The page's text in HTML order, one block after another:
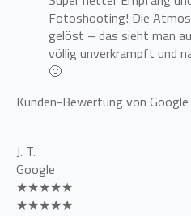
Fotoshooting! Die
gelöst – das sieht man
völlig unverkrampft und
🙂
Kunden-Bewertung von Google
J. T.
Google
★★★★★
★★★★★